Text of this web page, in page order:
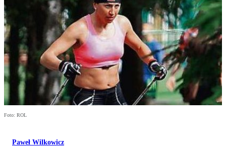
Foto: ROL
Paweł Wilkowicz